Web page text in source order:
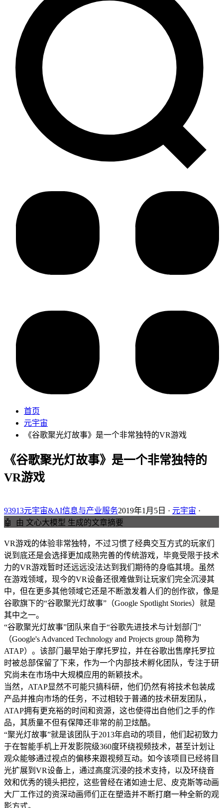
首页
元宇宙
《谷歌聚光灯故事》是一个非常独特的VR游戏
《谷歌聚光灯故事》是一个非常独特的
VR游戏
93913元宇宙&AI信息与产业服务2019年1月5日 · 元宇宙 ·
🤖
由 文心大模型 生成的文章摘要
VR游戏的体验非常独特，不过习惯了经典交互方式的玩家们
说到底还是会选择更加成熟完善的传统游戏，毕竟受限于技术
力的VR游戏暂时还远远没法达到我们期待的身临其境。虽然
在游戏领域，现今的VR设备还很难做到让玩家们完全沉浸其
中，但在更多其他领域它还是不断激发着人们的创作欲，像是
谷歌旗下的“谷歌聚光灯故事”（Google Spotlight Stories）就是
其中之一。
“谷歌聚光灯故事”团队来自于“谷歌先进技术与计划部门”
（Google's Advanced Technology and Projects group 简称为
ATAP）。该部门最早始于摩托罗拉，并在谷歌出售摩托罗拉
时被总部保留了下来，作为一个内部技术孵化团队，专注于研
究尚未在市场中大规模应用的新颖技术。
当然，ATAP显然不可能只搞科研，他们仍然有将技术包装成
产品并推向市场的任务，不过相较于普通的技术研发团队，
ATAP拥有更充裕的时间和资源，这也使得出自他们之手的作
品，其质量不但有保障还非常的前卫炫酷。
“聚光灯故事”就是该团队于2013年启动的项目，他们起初致力
于在智能手机上开发影院级360度环绕视频技术，甚至计划让
观众能够通过视点的偏移来跟视频互动。如今该项目已经将目
光扩展到VR设备上，通过高度沉浸的技术支持，以及环绕音
效和优秀的镜头把控，这些曾经在诸如迪士尼、皮克斯等动画
大厂工作过的资深动画师们正在塑造并不断打磨一种全新的观
影方式。